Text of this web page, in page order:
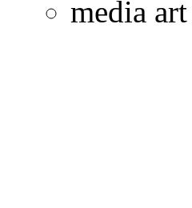
media art